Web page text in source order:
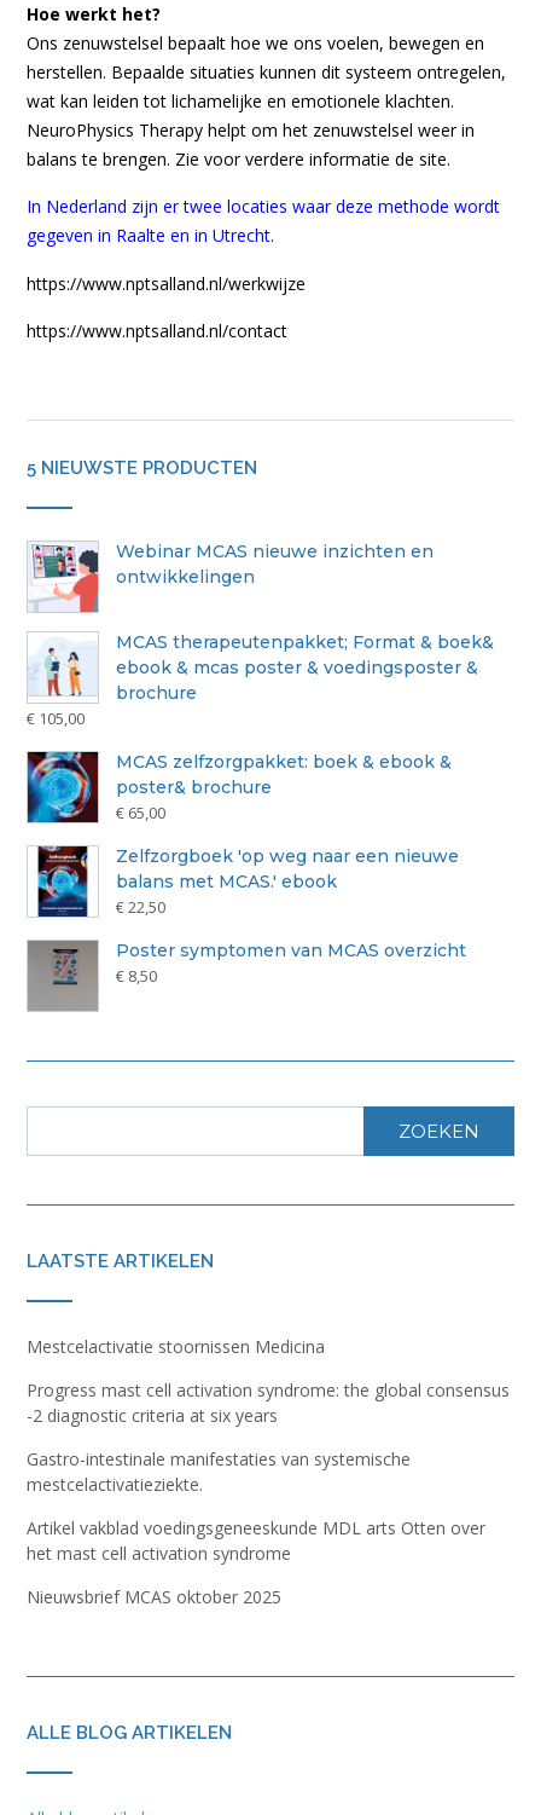
Hoe werkt het?
Ons zenuwstelsel bepaalt hoe we ons voelen, bewegen en
herstellen. Bepaalde situaties kunnen dit systeem ontregelen,
wat kan leiden tot lichamelijke en emotionele klachten.
NeuroPhysics Therapy helpt om het zenuwstelsel weer in
balans te brengen. Zie voor verdere informatie de site.
In Nederland zijn er twee locaties waar deze methode wordt
gegeven in Raalte en in Utrecht.
https://www.nptsalland.nl/werkwijze
https://www.nptsalland.nl/contact
5 NIEUWSTE PRODUCTEN
Webinar MCAS nieuwe inzichten en
ontwikkelingen
MCAS therapeutenpakket; Format & boek&
ebook & mcas poster & voedingsposter &
brochure
€ 105,00
MCAS zelfzorgpakket: boek & ebook &
poster& brochure
€ 65,00
Zelfzorgboek 'op weg naar een nieuwe
balans met MCAS.' ebook
€22,50
Poster symptomen van MCAS overzicht
€ 8,50
ZOEKEN
LAATSTE ARTIKELEN
Mestcelactivatie stoornissen Medicina
Progress mast cell activation syndrome: the global consensus
-2 diagnostic criteria at six years
Gastro-intestinale manifestaties van systemische
mestcelactivatieziekte.
Artikel vakblad voedingsgeneeskunde MDL arts Otten over
het mast cell activation syndrome
Nieuwsbrief MCAS oktober 2025
ALLE BLOG ARTIKELEN